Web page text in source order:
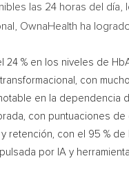
las 24 horas del
OwnaHealth ha
24 % en los niveles de
con
en la dependencia
con puntuaciones
retención, con el 95 %
por IA y